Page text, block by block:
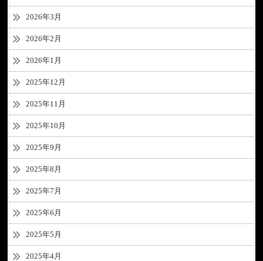
2026年3月
2026年2月
2026年1月
2025年12月
2025年11月
2025年10月
2025年9月
2025年8月
2025年7月
2025年6月
2025年5月
2025年4月